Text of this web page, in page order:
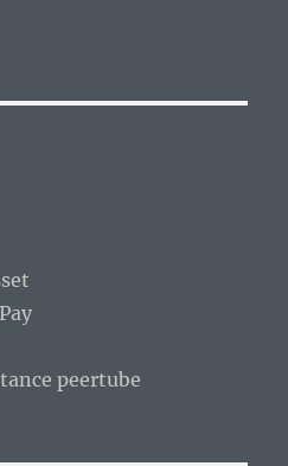
peertube